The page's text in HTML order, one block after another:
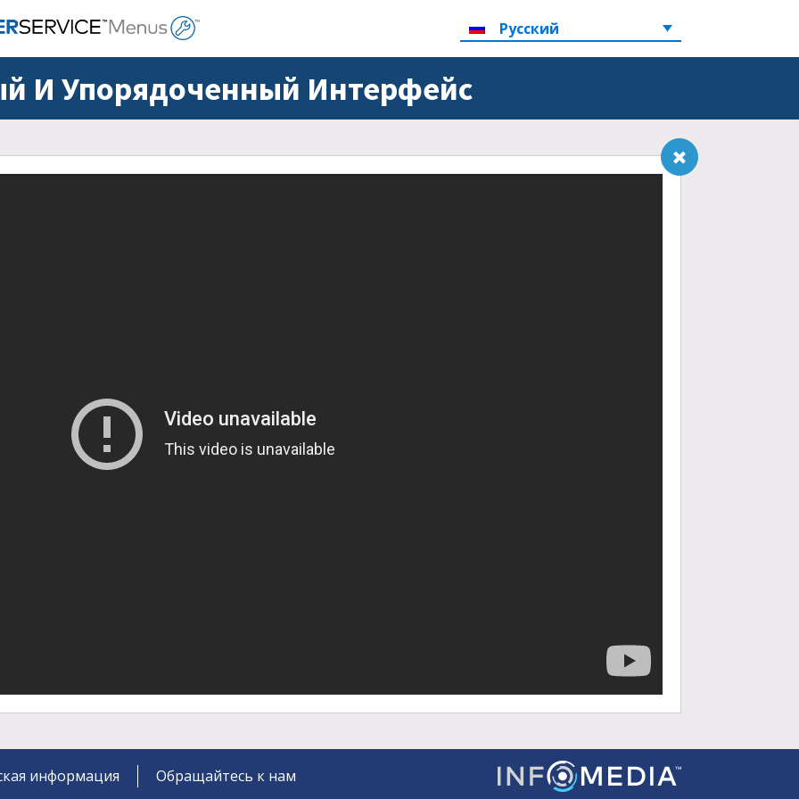
Русский
И Упорядоченный Интерфейс
информация Обращайтесь к нам